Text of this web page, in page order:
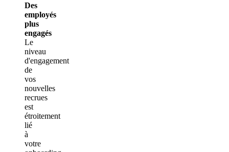
Des
employés
plus
engagés
Le
niveau
d'engagement
de
vos
nouvelles
recrues
est
étroitement
lié
à
votre